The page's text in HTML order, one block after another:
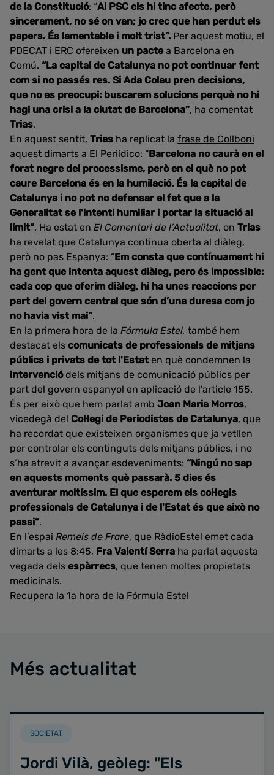
de la Constitució: “Al PSC els hi tinc afecte, però
sincerament, no sé on van; jo crec que han perdut els
papers. És lamentable i molt trist”. Per aquest motiu, el
PDECAT i ERC ofereixen un pactea Barcelona en
Comú. “La capital de Catalunya no pot continuar fent
com si no passés res. Si Ada Colau pren decisions,
que no es preocupi: buscarem solucions perquè no hi
hagi una crisi a la ciutat de Barcelona”, ha comentat
Trias.
En aquest sentit, Trias ha replicat la frase de Collboni
aquest dimarts a El Periídico: “Barcelona no caurà en el
forat negre del processisme, però en el què no pot
caure Barcelona és en la humilació. És la capital de
Catalunya i no pot no defensar el fet que a la
Generalitat se l'intenti humiliar i portar la situació al
limit”. Ha estat en El Comentari de l’Actualitat, on Trias
ha revelat que Catalunya continua oberta al diàleg,
però no pas Espanya: “Em consta que contínuament hi
ha gent que intenta aquest diàleg, pero és impossible:
cada cop que oferim diàleg, hi ha unes reaccions per
part del govern central que són d’una duresa com jo
no havia vist mai”.
En la primera hora de la Fórmula Estel, també hem
destacat els comunicats de professionals de mitjans
públics i privats de tot l'Estat en què condemnen la
intervenció dels mitjans de comunicació públics per
part del govern espanyol en aplicació de l'article 155.
És per això que hem parlat amb Joan Maria Morros,
vicedegà del Col·legi de Periodistes de Catalunya, que
ha recordat que existeixen organismes que ja vetllen
per controlar els continguts dels mitjans públics, i no
s’ha atrevit a avançar esdeveniments: “Ningú no sap
en aquests moments què passarà. 5 dies és
aventurar moltíssim. El que esperem els col·legis
professionals de Catalunya i de l'Estat és que això no
passi”.
En l’espai Remeis de Frare, que RàdioEstel emet cada
dimarts a les 8:45, Fra Valentí Serra ha parlat aquesta
vegada dels espàrrecs, que tenen moltes propietats
medicinals.
Recupera la 1a hora de la Fórmula Estel
Més actualitat
SOCIETAT
Jordi Vilà, geòleg: "Els